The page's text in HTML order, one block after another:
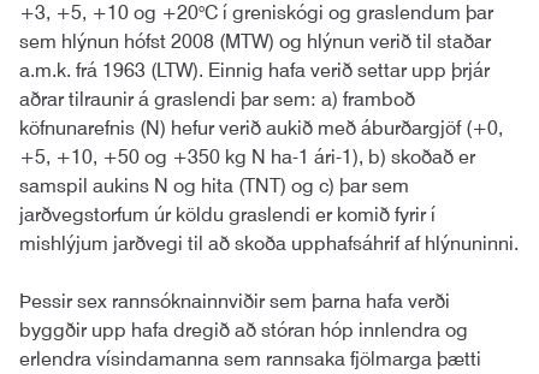
+3, +5, +10 og +20°C í greniskógi og graslendum þar
sem hlýnun hófst 2008 (MTW) og hlýnun verið til staðar
a.m.k. frá 1963 (LTW). Einnig hafa verið settar upp þrjár
aðrar tilraunir á graslendi þar sem: a) framboð
köfnunarefnis (N) hefur verið aukið með áburðargjöf (+0,
+5, +10, +50 og +350 kg N ha-1 ári-1), b) skoðað er
samspil aukins N og hita (TNT) og c) þar sem
jarðvegstorfum úr köldu graslendi er komið fyrir í
mishlýjum jarðvegi til að skoða upphafsáhrif af hlýnuninni.
Þessir sex rannsóknainnviðir sem þarna hafa verði
byggðir upp hafa dregið að stóran hóp innlendra og
erlendra vísindamanna sem rannsaka fjölmarga þætti